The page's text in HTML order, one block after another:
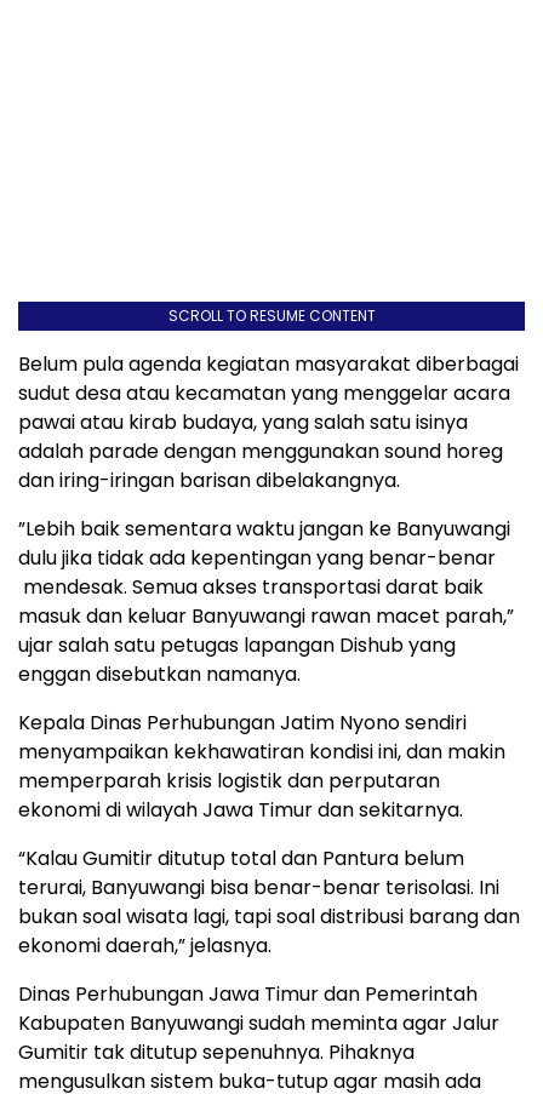
SCROLL TO RESUME CONTENT
Belum pula agenda kegiatan masyarakat diberbagai
sudut desa atau kecamatan yang menggelar acara
pawai atau kirab budaya, yang salah satu isinya
adalah parade dengan menggunakan sound horeg
dan iring-iringan barisan dibelakangnya.
”Lebih baik sementara waktu jangan ke Banyuwangi
dulu jika tidak ada kepentingan yang benar-benar
mendesak. Semua akses transportasi darat baik
masuk dan keluar Banyuwangi rawan macet parah,”
ujar salah satu petugas lapangan Dishub yang
enggan disebutkan namanya.
Kepala Dinas Perhubungan Jatim Nyono sendiri
menyampaikan kekhawatiran kondisi ini, dan makin
memperparah krisis logistik dan perputaran
ekonomi di wilayah Jawa Timur dan sekitarnya.
“Kalau Gumitir ditutup total dan Pantura belum
terurai, Banyuwangi bisa benar-benar terisolasi. Ini
bukan soal wisata lagi, tapi soal distribusi barang dan
ekonomi daerah,” jelasnya.
Dinas Perhubungan Jawa Timur dan Pemerintah
Kabupaten Banyuwangi sudah meminta agar Jalur
Gumitir tak ditutup sepenuhnya. Pihaknya
mengusulkan sistem buka-tutup agar masih ada